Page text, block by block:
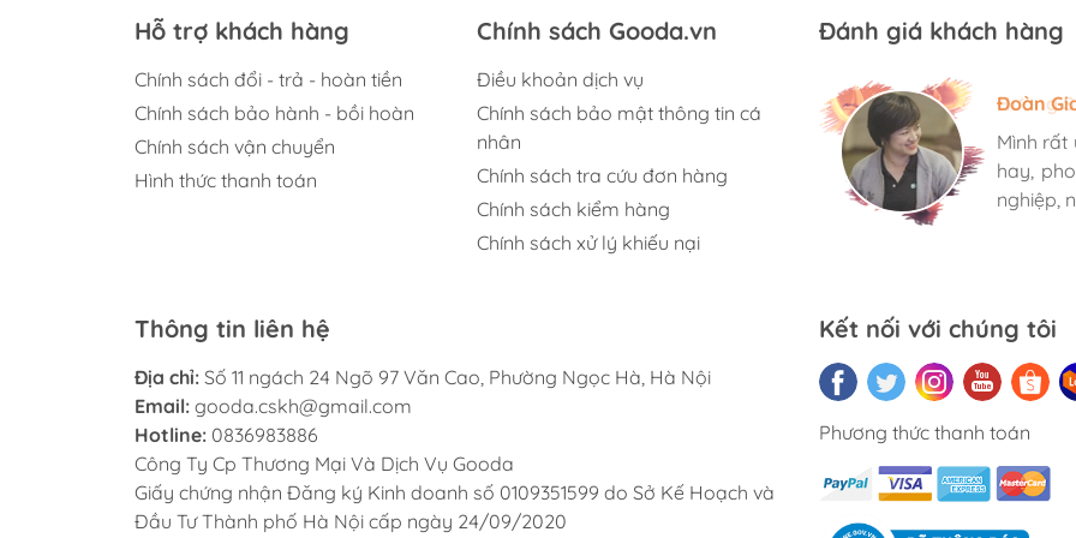
Hỗ trợ khách hàng
Chính sách đổi - trả - hoàn tiền
Chính sách bảo hành - bồi hoàn
Chính sách vận chuyển
Hình thức thanh toán
Chính sách Gooda.vn
Điều khoản dịch vụ
Chính sách bảo mật thông tin cá
nhân
Chính sách tra cứu đơn hàng
Chính sách kiểm hàng
Chính sách xử lý khiếu nại
Đánh giá khách hàng
Hương
Mình rất
hay,
nghiệp,
Đoàn
Mình rất
hay,
nghiệp,
Ngọc
Mình rất
hay,
nghiệp,
Thông tin liên hệ
Địa chỉ: Số 11 ngách 24 Ngõ 97 Văn Cao, Phường Ngọc Hà, Hà Nội
Email: gooda.cskh@gmail.com
Hotline: 0836983886
Công Ty Cp Thương Mại Và Dịch Vụ Gooda
Giấy chứng nhận Đăng ký Kinh doanh số 0109351599 do Sở Kế Hoạch và
Đầu Tư Thành phố Hà Nội cấp ngày 24/09/2020
Kết nối với chúng tôi
Phương thức thanh toán